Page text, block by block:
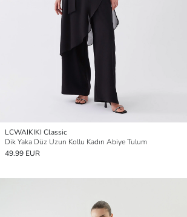
LCWAIKIKI Classic
Dik Yaka Düz Uzun Kollu Kadın Abiye Tulum
49.99 EUR